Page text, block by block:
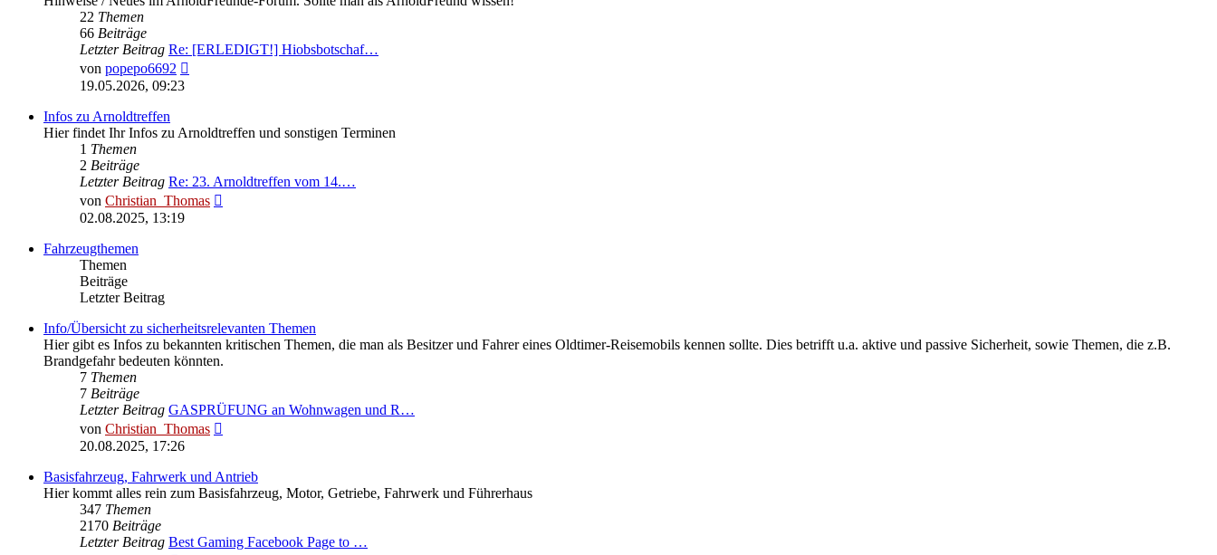
22 Themen
66 Beiträge
Letzter Beitrag Re: [ERLEDIGT!] Hiobsbotschaf…
von popepo6692
19.05.2026, 09:23
Infos zu Arnoldtreffen
Hier findet Ihr Infos zu Arnoldtreffen und sonstigen Terminen
1 Themen
2 Beiträge
Letzter Beitrag Re: 23. Arnoldtreffen vom 14.…
von Christian_Thomas
02.08.2025, 13:19
Fahrzeugthemen
Themen
Beiträge
Letzter Beitrag
Info/Übersicht zu sicherheitsrelevanten Themen
Hier gibt es Infos zu bekannten kritischen Themen, die man als Besitzer und Fahrer eines Oldtimer-Reisemobils kennen sollte. Dies betrifft u.a. aktive und passive Sicherheit, sowie Themen, die z.B.
Brandgefahr bedeuten könnten.
7 Themen
7 Beiträge
Letzter Beitrag GASPRÜFUNG an Wohnwagen und R…
von Christian_Thomas
20.08.2025, 17:26
Basisfahrzeug, Fahrwerk und Antrieb
Hier kommt alles rein zum Basisfahrzeug, Motor, Getriebe, Fahrwerk und Führerhaus
347 Themen
2170 Beiträge
Letzter Beitrag Best Gaming Facebook Page to …